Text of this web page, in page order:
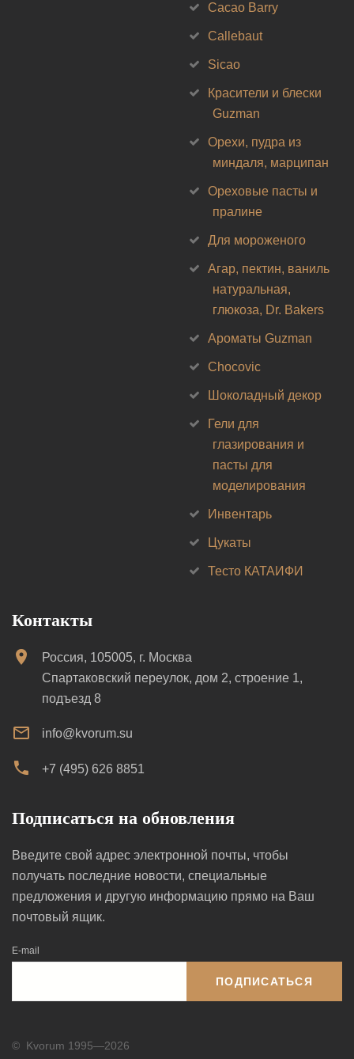
Cacao Barry
Callebaut
Sicao
Красители и блески
Guzman
Орехи, пудра из
миндаля, марципан
Ореховые пасты и
пралине
Для мороженого
Агар, пектин, ваниль
натуральная,
глюкоза, Dr. Bakers
Ароматы Guzman
Chocovic
Шоколадный декор
Гели для
глазирования и
пасты для
моделирования
Инвентарь
Цукаты
Тесто КАТАИФИ
Контакты
Россия, 105005, г. Москва
Спартаковский переулок, дом 2, строение 1,
подъезд 8
info@kvorum.su
+7 (495) 626 8851
Подписаться на обновления
Введите свой адрес электронной почты, чтобы
получать последние новости, специальные
предложения и другую информацию прямо на Ваш
почтовый ящик.
E-mail
ПОДПИСАТЬСЯ
© Kvorum 1995—2026